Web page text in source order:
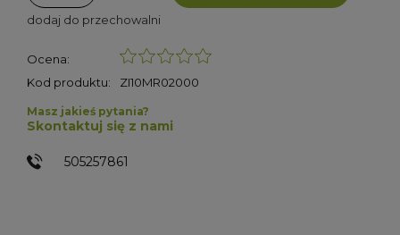
dodaj do przechowalni
Ocena:
Kod produktu:
ZI10MR02000
Masz jakieś pytania?
Skontaktuj się z nami
505257861